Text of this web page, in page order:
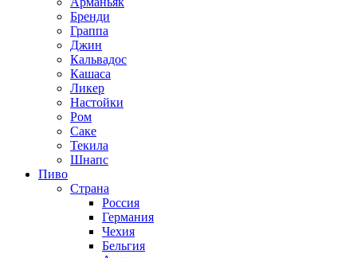
Бренди
Граппа
Джин
Кальвадос
Кашаса
Ликер
Настойки
Ром
Саке
Текила
Шнапс
Пиво
Страна
Россия
Германия
Чехия
Бельгия